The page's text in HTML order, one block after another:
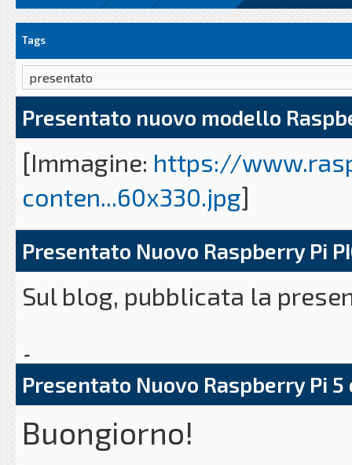
Tags
Presentato nuovo modello
[Immagine: https://
conten...60x330.jpg]
Sul Blog pubblicata la news
modello:Raspberry Pi Pico
https://
Presentato Nuovo Raspberry Pi
Sul blog, pubblicata la
[Immagine:https://
conten...RP2350.jpg]
Presentato Nuovo Raspberry Pi 5
Buongiorno!